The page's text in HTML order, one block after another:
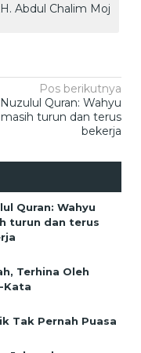
Abdul Chalim Moj
Pos berikutnya
Nuzulul Quran: Wahyu
masih turun dan terus
bekerja
Quran: Wahyu
turun dan terus
Terhina Oleh
Kata
Tak Pernah Puasa